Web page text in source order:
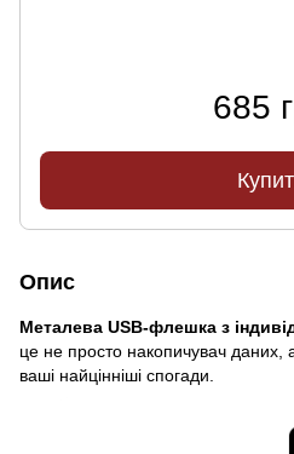
685
Опис
Металева USB-флешка з
це не просто накопичувач даних,
ваші найцінніші спогади.